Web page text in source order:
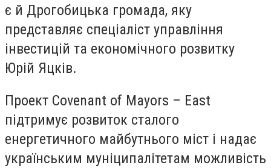
є й Дрогобицька громада, яку
представляє спеціаліст управління
інвестицій та економічного розвитку
Юрій Яцків.
Проект Covenant of Mayors – East
підтримує розвиток сталого
енергетичного майбутнього міст і надає
українським муніципалітетам можливість